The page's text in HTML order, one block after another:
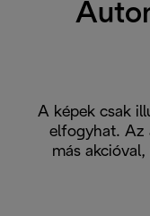
A képek csak
elfogyhat. Az
más